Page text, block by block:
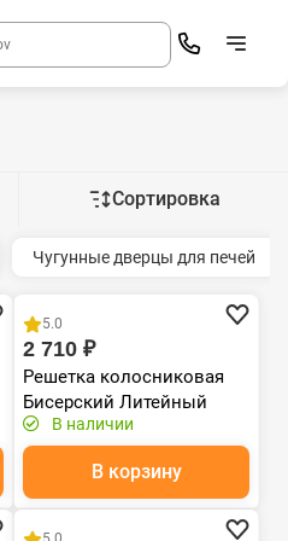
Сортировка
Чугунные дверцы для печей
5.0
2 710 ₽
Решетка колосниковая
Бисерский Литейный
Завод (500х250)
В наличии
В корзину
Хит продаж